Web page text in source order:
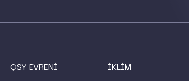
ÇSY EVRENİ İKLİM